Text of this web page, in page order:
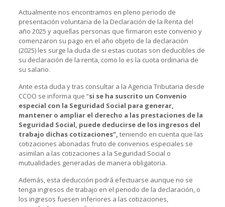
Actualmente nos encontramos en pleno periodo de
presentación voluntaria de la Declaración de la Renta del
año 2025 y aquellas personas que firmaron este convenio y
comenzaron su pago en el año objeto de la declaración
(2025) les surge la duda de si estas cuotas son deducibles de
su declaración de la renta, como lo es la cuota ordinaria de
su salario.
Ante esta duda y tras consultar a la Agencia Tributaria desde
CCOO se informa que “si se ha suscrito un Convenio
especial con la Seguridad Social para generar,
mantener o ampliar el derecho a las prestaciones de la
Seguridad Social, puede deducirse de los ingresos del
trabajo dichas cotizaciones”, teniendo en cuenta que las
cotizaciones abonadas fruto de convenios especiales se
asimilan a las cotizaciones a la Seguridad Social o
mutualidades generadas de manera obligatoria.
Además, esta deducción podrá efectuarse aunque no se
tenga ingresos de trabajo en el periodo de la declaración, o
los ingresos fuesen inferiores a las cotizaciones,